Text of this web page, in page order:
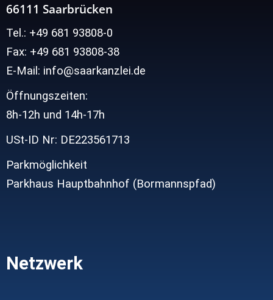
66111 Saarbrücken
Tel.: +49 681 93808-0
Fax: +49 681 93808-38
E-Mail: info@saarkanzlei.de
Öffnungszeiten:
8h-12h und 14h-17h
USt-ID Nr: DE223561713
Parkmöglichkeit
Parkhaus Hauptbahnhof (Bormannspfad)
Netzwerk